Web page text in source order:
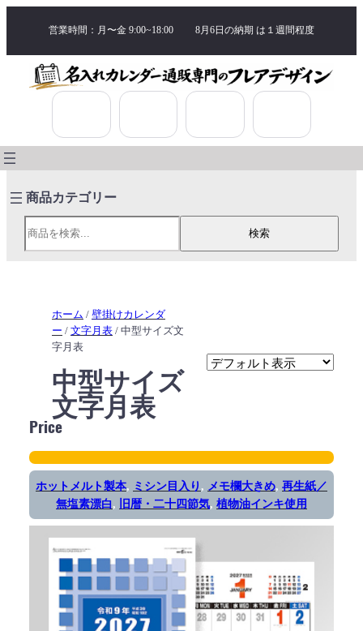
営業時間：月〜金 9:00~18:00 8月6日の納期 は １週間程度
検索
検索
ホーム / 壁掛けカレンダ
ー / 文字月表 / 中型サイズ文
字月表
中型サイズ
文字月表
Price
ホットメルト製本, ミシン目入り, メモ欄大きめ, 再生紙／
無塩素漂白, 旧暦・二十四節気, 植物油インキ使用